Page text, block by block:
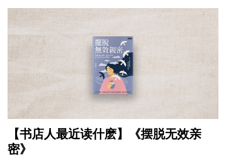
【书店人最近读什麽】《摆脱无效亲
密》